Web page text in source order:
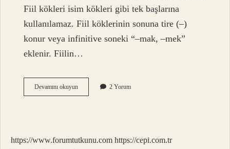
Fiil kökleri isim kökleri gibi tek başlarına
kullanılamaz. Fiil köklerinin sonuna tire (–)
konur veya infinitive soneki “–mak, –mek”
eklenir. Fiilin…
Devamını okuyunEtki
Fiil
2 Yorum
https://www.forumtutkunu.com https://cepi.com.tr